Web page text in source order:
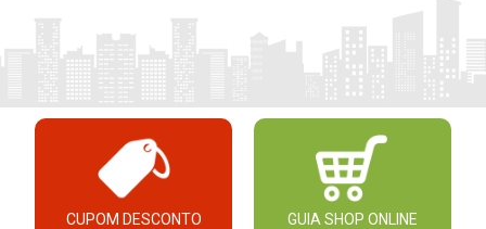
CUPOM DESCONTO GUIA SHOP ONLINE